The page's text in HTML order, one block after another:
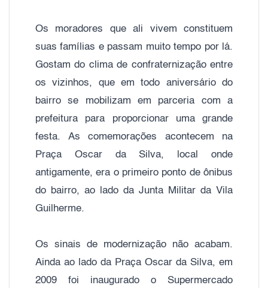
Os moradores que ali vivem constituem
suas famílias e passam muito tempo por lá.
Gostam do clima de confraternização entre
os vizinhos, que em todo aniversário do
bairro se mobilizam em parceria com a
prefeitura para proporcionar uma grande
festa. As comemorações acontecem na
Praça Oscar da Silva, local onde
antigamente, era o primeiro ponto de ônibus
do bairro, ao lado da Junta Militar da Vila
Guilherme.
Os sinais de modernização não acabam.
Ainda ao lado da Praça Oscar da Silva, em
2009 foi inaugurado o Supermercado